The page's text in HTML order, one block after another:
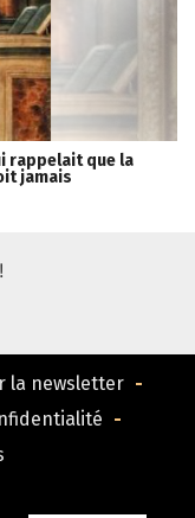
rappelait que la
jamais
la newsletter